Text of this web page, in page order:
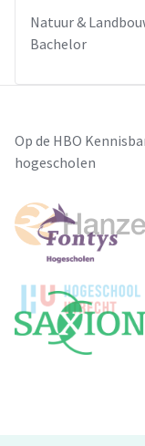
Natuur &
Bachelor
Op de HBO
hogescholen